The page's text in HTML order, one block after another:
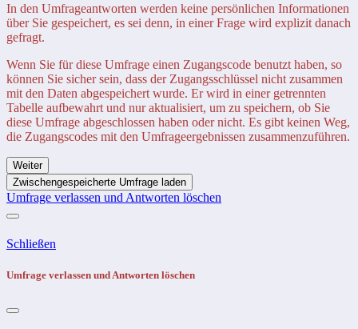
In den Umfrageantworten werden keine persönlichen Informationen
über Sie gespeichert, es sei denn, in einer Frage wird explizit danach
gefragt.
Wenn Sie für diese Umfrage einen Zugangscode benutzt haben, so
können Sie sicher sein, dass der Zugangsschlüssel nicht zusammen
mit den Daten abgespeichert wurde. Er wird in einer getrennten
Tabelle aufbewahrt und nur aktualisiert, um zu speichern, ob Sie
diese Umfrage abgeschlossen haben oder nicht. Es gibt keinen Weg,
die Zugangscodes mit den Umfrageergebnissen zusammenzuführen.
Weiter
Zwischengespeicherte Umfrage laden
Umfrage verlassen und Antworten löschen
Schließen
Umfrage verlassen und Antworten löschen